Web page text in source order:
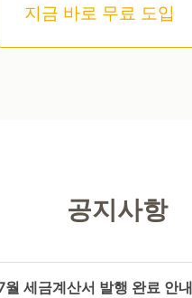
지금 바로 무료 도입
공지사항
세금계산서 발행 완료 안내